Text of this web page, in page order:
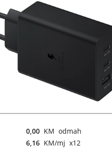
0,00 KM odmah
6,16 KM/mj x12